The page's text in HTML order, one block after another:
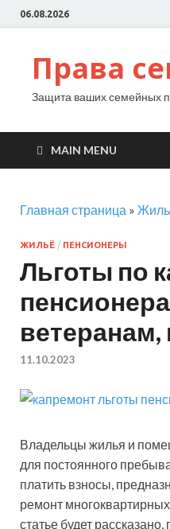
06.08.2026
Права
Защита ваших семейных
MAIN MENU
Главная страница »
ЖИЛЬЁ / ПЕНСИОНЕРЫ
Льготы по
11.10.2023
Владельцы жилья и
для постоянного
платить взносы,
ремонт
статье будет